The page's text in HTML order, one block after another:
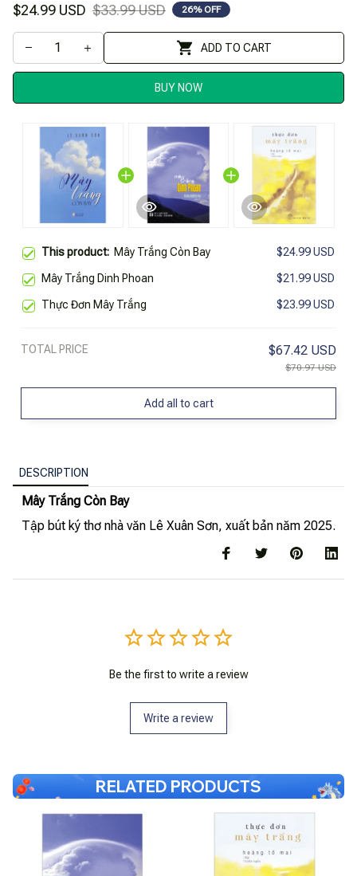
$24.99 USD $33.99 USD 26% OFF
ADD TO CART
BUY NOW
This product: Mây Trắng Còn Bay $24.99 USD
Mây Trắng Dinh Phoan $21.99 USD
Thực Đơn Mây Trắng $23.99 USD
TOTAL PRICE $67.42 USD
$70.97 USD
Add all to cart
DESCRIPTION
Mây Trắng Còn Bay
Tập bút ký thơ nhà văn Lê Xuân Sơn, xuất bản năm 2025.
Be the first to write a review
Write a review
RELATED PRODUCTS